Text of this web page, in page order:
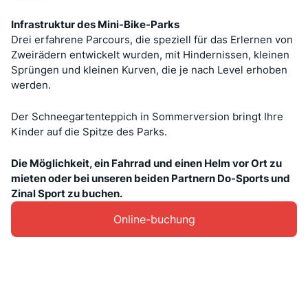
Infrastruktur des Mini-Bike-Parks
Drei erfahrene Parcours, die speziell für das Erlernen von
Zweirädern entwickelt wurden, mit Hindernissen, kleinen
Sprüngen und kleinen Kurven, die je nach Level erhoben
werden.
Der Schneegartenteppich in Sommerversion bringt Ihre
Kinder auf die Spitze des Parks.
Die Möglichkeit, ein Fahrrad und einen Helm vor Ort zu
mieten oder bei unseren beiden Partnern Do-Sports und
Zinal Sport zu buchen.
Online-buchung